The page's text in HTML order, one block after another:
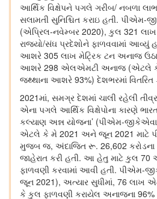
આર્થિક વિક્ષેપને પગલે ગરીબ/ નબળા
સલામતી સુનિશ્ચિત કરાઇ હતી. પીએમ-
(એપ્રિલ-નવેમ્બર 2020), કુલ 321 લાખ
રાજ્યો/સંઘ પ્રદેશોને ફાળવવામાં આવ્યું
આશરે 305 લાખ મેટ્રિક ટન અનાજ
આશરે 298 એલએમટી અનાજ (એટલે કે
જથ્થાના આશરે 93%) દેશભરમાં
2021માં, સમગ્ર દેશમાં ચાલી રહેલી
એના પગલે આર્થિક વિક્ષેપોના કારણે
કલ્યાણ અન્ન યોજના’ (પીએમ-
એટલે કે મે 2021 અને જૂન 2021 માટે
મુજબ જ, અંદાજિત રૂ. 26,602 કરોડના
જાહેરાત કરી હતી. આ હેતુ માટે કુલ
ફાળવણી કરવામાં આવી હતી. પીએમ-
જૂન 2021), અત્યાર સુધીમાં, 76 લાખ
કે કુલ ફાળવણી કરાયેલ અનાજના 96%